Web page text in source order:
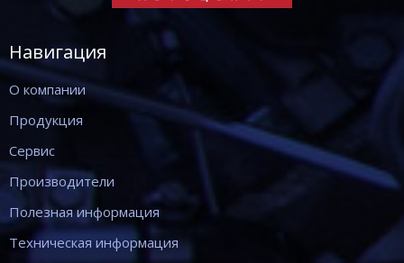
Навигация
О компании
Продукция
Сервис
Производители
Полезная информация
Техническая информация